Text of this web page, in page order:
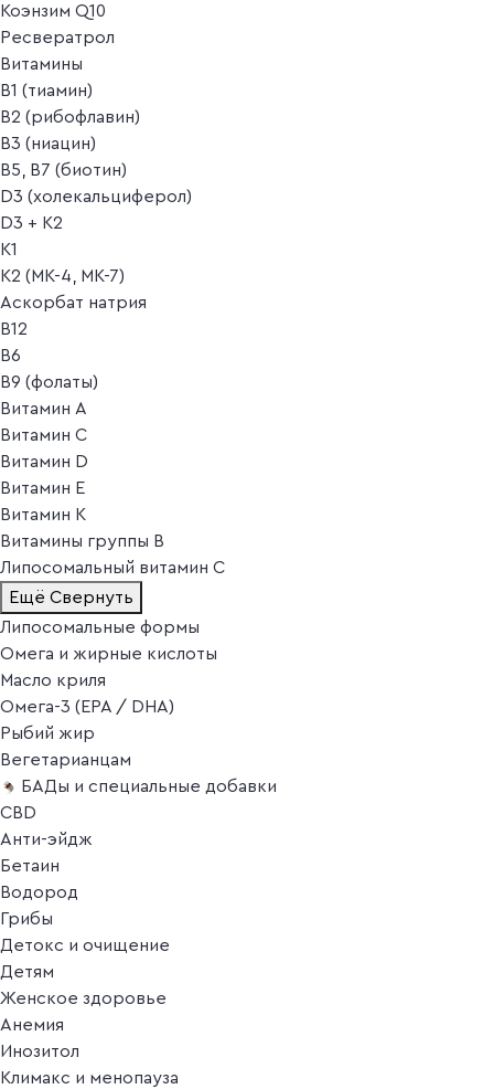
Коэнзим Q10
Ресвератрол
Витамины
B1 (тиамин)
B2 (рибофлавин)
B3 (ниацин)
B5, B7 (биотин)
D3 (холекальциферол)
D3 + K2
K1
K2 (MK-4, MK-7)
Аскорбат натрия
В12
В6
В9 (фолаты)
Витамин A
Витамин C
Витамин D
Витамин E
Витамин K
Витамины группы B
Липосомальный витамин C
Ещё Свернуть
Липосомальные формы
Омега и жирные кислоты
Масло криля
Омега-3 (EPA / DHA)
Рыбий жир
Вегетарианцам
БАДы и специальные добавки
CBD
Анти-эйдж
Бетаин
Водород
Грибы
Детокс и очищение
Детям
Женское здоровье
Анемия
Инозитол
Климакс и менопауза